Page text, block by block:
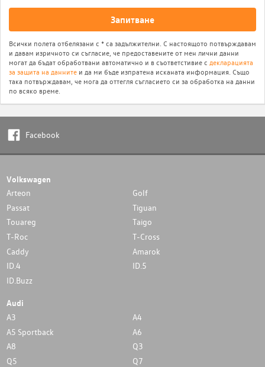
Запитване
Всички полета отбелязани с * са задължителни. С настоящото потвърждавам
и давам изричното си съгласие, че предоставените от мен лични данни
могат да бъдат обработвани автоматично и в съответстивие с декларацията
за защита на данните и да ми бъде изпратена исканата информация. Също
така потвърждавам, че мога да оттегля съгласието си за обработка на данни
по всяко време.
Facebook
Volkswagen
Arteon
Golf
Passat
Tiguan
Touareg
Taigo
T-Roc
T-Cross
Caddy
Amarok
ID.4
ID.5
ID.Buzz
Audi
A3
A4
A5 Sportback
A6
A8
Q3
Q5
Q7